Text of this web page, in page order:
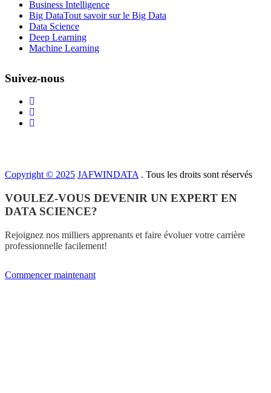
Business Intelligence
Big DataTout savoir sur le Big Data
Data Science
Deep Learning
Machine Learning
Suivez-nous
Copyright © 2025 JAFWINDATA . Tous les droits sont réservés
VOULEZ-VOUS DEVENIR UN EXPERT EN
DATA SCIENCE?
Rejoignez nos milliers apprenants et faire évoluer votre carrière
professionnelle facilement!
Commencer maintenant